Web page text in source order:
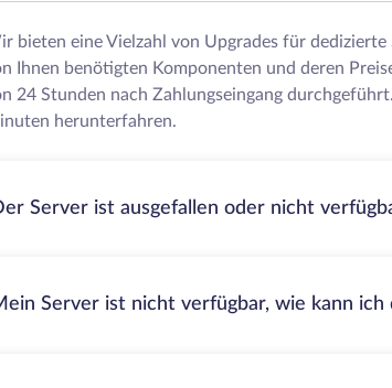
bieten eine Vielzahl von Upgrades für
Ihnen benötigten Komponenten und deren
24 Stunden nach Zahlungseingang
herunterfahren.
Server ist ausgefallen oder nicht
Server ist nicht verfügbar, wie kann